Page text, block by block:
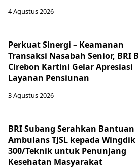
4 Agustus 2026
Perkuat Sinergi – Keamanan
Transaksi Nasabah Senior, BRI
Cirebon Kartini Gelar Apresiasi
Layanan Pensiunan
3 Agustus 2026
BRI Subang Serahkan Bantuan
Ambulans TJSL kepada Wingdik
300/Teknik untuk Penunjang
Kesehatan Masyarakat ​